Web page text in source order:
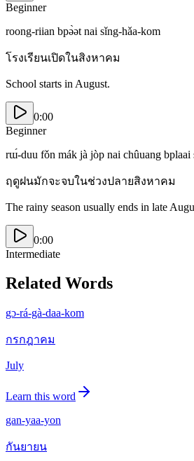
Beginner
roong-riian bpə̀ət nai sǐng-hǎa-kom
โรงเรียนเปิดในสิงหาคม
School starts in August.
0:00
Beginner
rɯ́-duu fǒn mák jà jòp nai chûuang bplaai
ฤดูฝนมักจะจบในช่วงปลายสิงหาคม
The rainy season usually ends in late
0:00
Intermediate
Related Words
gɔ-rá-gà-daa-kom
กรกฎาคม
July
Learn this word
gan-yaa-yon
กันยายน